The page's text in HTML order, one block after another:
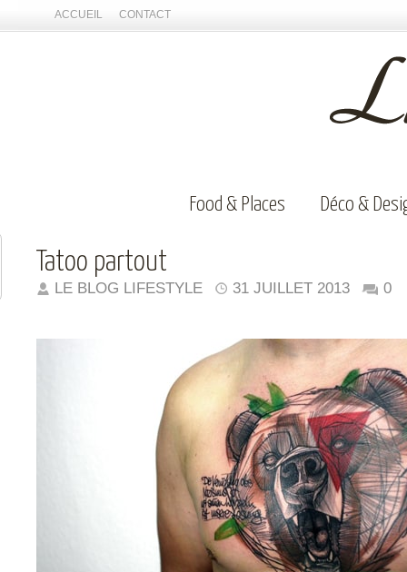
ACCUEIL CONTACT
Food & Places Déco &
Tatoo partout
LE BLOG LIFESTYLE 31 JUILLET 2013 0